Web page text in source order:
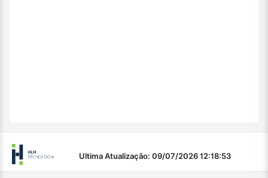
Ultima Atualização: 09/07/2026 12:18:53